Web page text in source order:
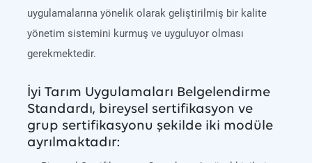
uygulamalarına yönelik olarak geliştirilmiş bir kalite
yönetim sistemini kurmuş ve uyguluyor olması
gerekmektedir.
İyi Tarım Uygulamaları Belgelendirme
Standardı, bireysel sertifikasyon ve
grup sertifikasyonu şekilde iki modüle
ayrılmaktadır: